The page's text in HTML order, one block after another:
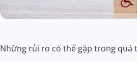
Những rủi ro có thể gặp trong quá